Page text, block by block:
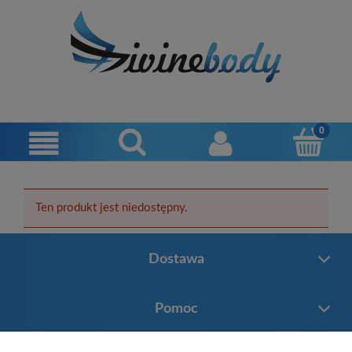
Ten produkt jest niedostępny.
Dostawa
Pomoc